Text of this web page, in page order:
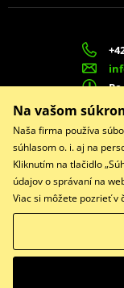
Po
MAX
022 01
Facebook
Na vašom
Naša firma používa
súhlasom o. i. aj na
Kliknutím na tlačidlo
údajov o správaní na
Viac si môžete pozrieť v